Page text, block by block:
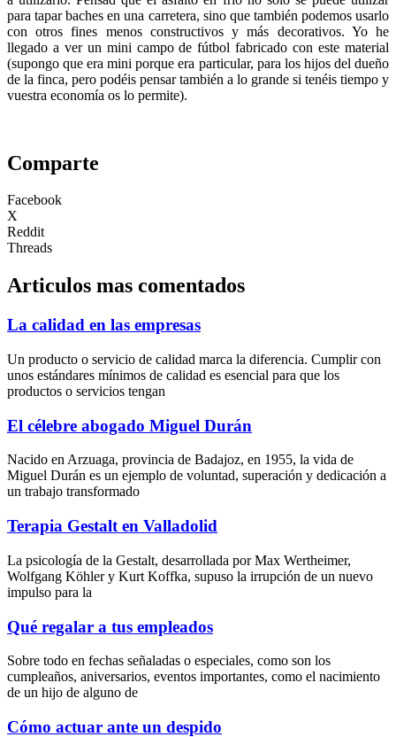
para tapar baches en una carretera, sino que también podemos usarlo
con otros fines menos constructivos y más decorativos. Yo he
llegado a ver un mini campo de fútbol fabricado con este material
(supongo que era mini porque era particular, para los hijos del dueño
de la finca, pero podéis pensar también a lo grande si tenéis tiempo y
vuestra economía os lo permite).
Comparte
Facebook
X
Reddit
Threads
Articulos mas comentados
La calidad en las empresas
Un producto o servicio de calidad marca la diferencia. Cumplir con
unos estándares mínimos de calidad es esencial para que los
productos o servicios tengan
El célebre abogado Miguel Durán
Nacido en Arzuaga, provincia de Badajoz, en 1955, la vida de
Miguel Durán es un ejemplo de voluntad, superación y dedicación a
un trabajo transformado
Terapia Gestalt en Valladolid
La psicología de la Gestalt, desarrollada por Max Wertheimer,
Wolfgang Köhler y Kurt Koffka, supuso la irrupción de un nuevo
impulso para la
Qué regalar a tus empleados
Sobre todo en fechas señaladas o especiales, como son los
cumpleaños, aniversarios, eventos importantes, como el nacimiento
de un hijo de alguno de
Cómo actuar ante un despido